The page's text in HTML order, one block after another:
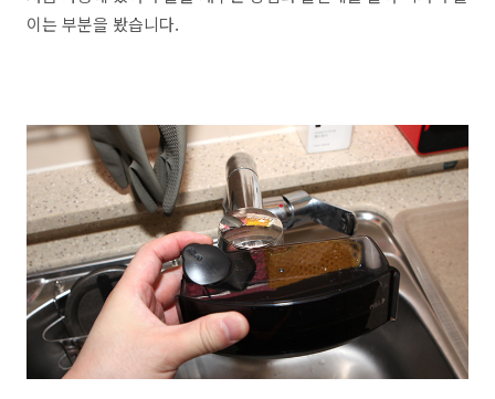
이는 부분을 봤습니다.